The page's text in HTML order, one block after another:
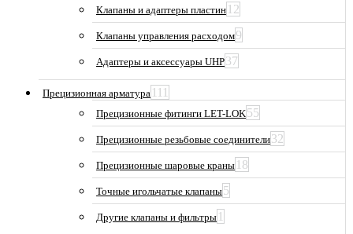
Клапаны и адаптеры пластин 12
Клапаны управления расходом9
Адаптеры и аксессуары UHP37
Прецизионная арматура 111
Прецизионные фитинги LET-LOK55
Прецизионные резьбовые соединители32
Прецизионные шаровые краны 18
Точные игольчатые клапаны5
Другие клапаны и фильтры 1